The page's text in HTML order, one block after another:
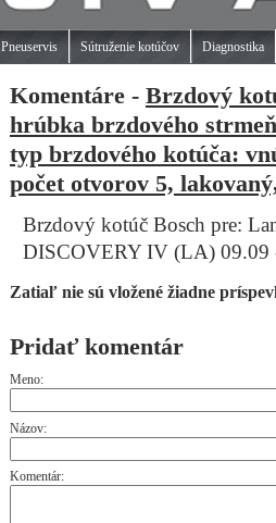
Pneuservis Sútruženie kotúčov Diagnostika
Komentáre - Brzdový
hrúbka brzdového
typ brzdového kotúča:
počet otvorov 5,
Brzdový kotúč Bosch pre:
DISCOVERY IV (LA) 09.09
Zatiaľ nie sú vložené žiadne
Pridať komentár
Meno:
Názov:
Komentár: